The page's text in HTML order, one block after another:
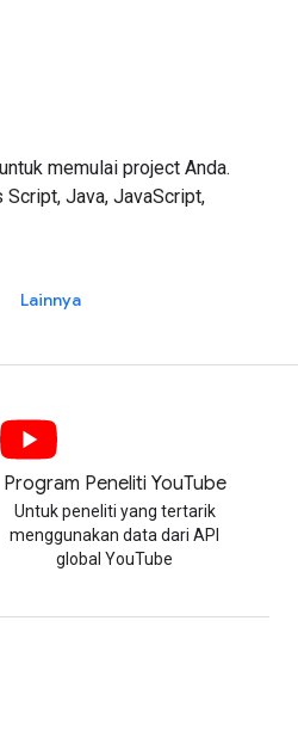
memulai project Anda.
Java, JavaScript,
Lainnya
Program Peneliti YouTube
Untuk peneliti yang tertarik
menggunakan data dari API
global YouTube